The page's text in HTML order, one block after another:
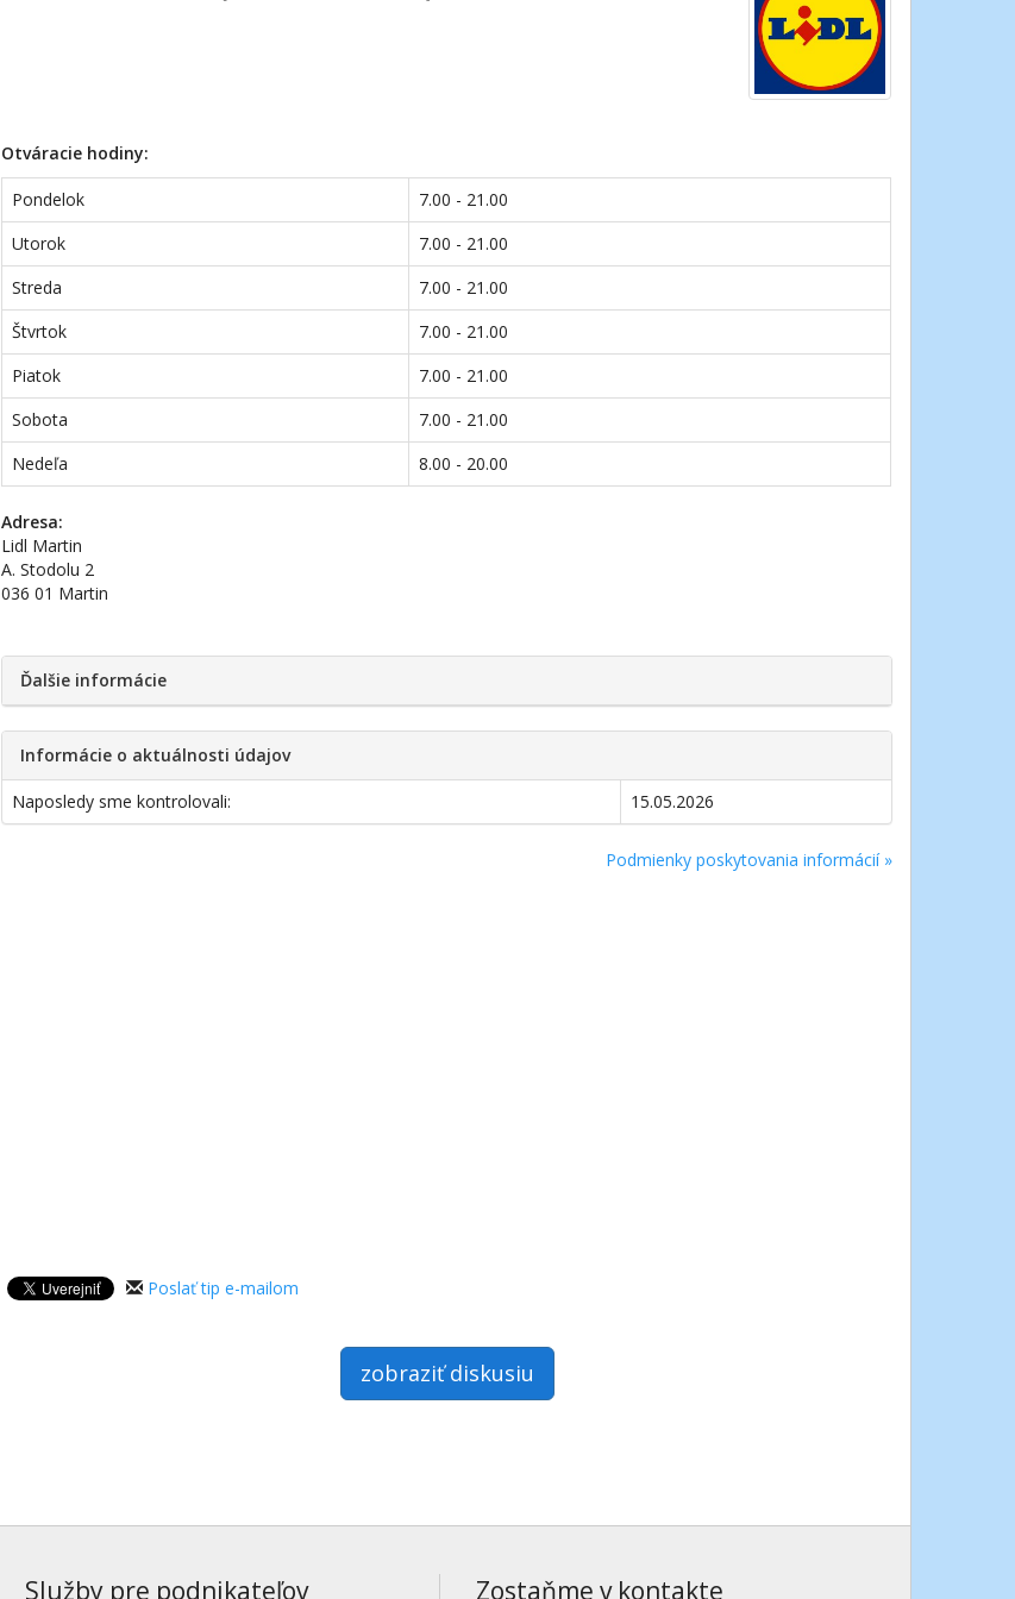
Otváracie hodiny:
Pondelok
7.00 - 21.00
Utorok
7.00 - 21.00
Streda
7.00 - 21.00
Štvrtok
7.00 - 21.00
Piatok
7.00 - 21.00
Sobota
7.00 - 21.00
Nedeľa
8.00 - 20.00
Adresa:
Lidl Martin
A. Stodolu 2
036 01 Martin
Ďalšie informácie
Informácie o aktuálnosti údajov
Naposledy sme kontrolovali: 15.05.2026
Podmienky poskytovania informácií »
Poslať tip e-mailom
zobraziť diskusiu
Služby pre podnikateľov Zostaňme v kontakte